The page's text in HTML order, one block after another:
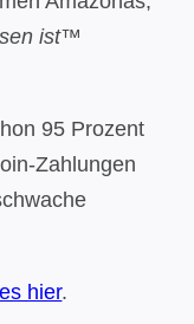
ist™
95 Prozent
Zahlungen
hier.